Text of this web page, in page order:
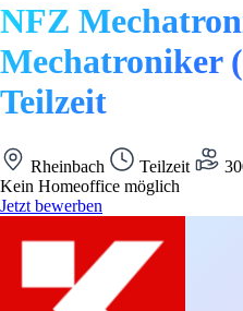
NFZ
Mechatroniker
Teilzeit
Rheinbach Teilzeit
Kein Homeoffice möglich
Jetzt bewerben